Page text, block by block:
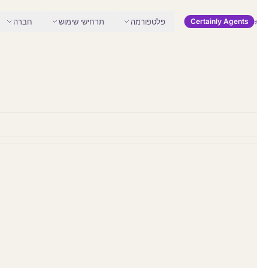
Certainly Agents פלטפורמה תרחישי שימוש חברה